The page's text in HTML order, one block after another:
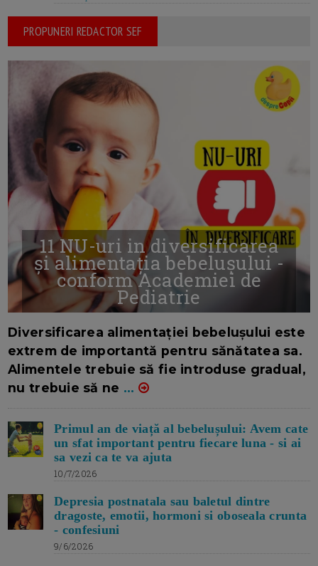
PROPUNERI REDACTOR SEF
11 NU-uri in diversificarea
și alimentația bebelușului -
conform Academiei de
Pediatrie
Diversificarea alimentației bebelușului este
extrem de importantă pentru sănătatea sa.
Alimentele trebuie să fie introduse gradual,
nu trebuie să ne ...
Primul an de viață al bebelușului: Avem cate
un sfat important pentru fiecare luna - si ai
sa vezi ca te va ajuta
10/7/2026
Depresia postnatala sau baletul dintre
dragoste, emotii, hormoni si oboseala crunta
- confesiuni
9/6/2026